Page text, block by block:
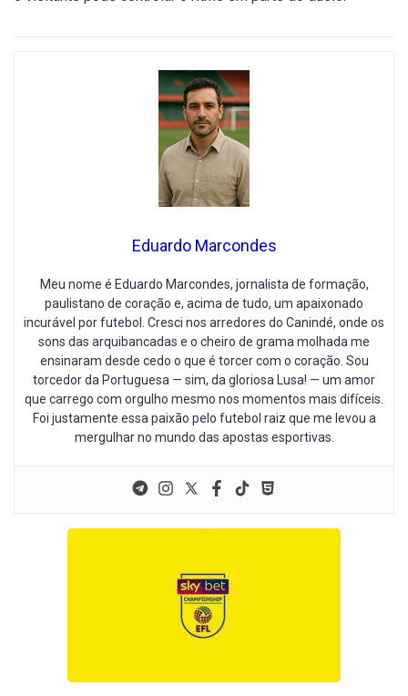
Eduardo Marcondes
Meu nome é Eduardo Marcondes, jornalista de formação,
paulistano de coração e, acima de tudo, um apaixonado
incurável por futebol. Cresci nos arredores do Canindé, onde os
sons das arquibancadas e o cheiro de grama molhada me
ensinaram desde cedo o que é torcer com o coração. Sou
torcedor da Portuguesa — sim, da gloriosa Lusa! — um amor
que carrego com orgulho mesmo nos momentos mais difíceis.
Foi justamente essa paixão pelo futebol raiz que me levou a
mergulhar no mundo das apostas esportivas.